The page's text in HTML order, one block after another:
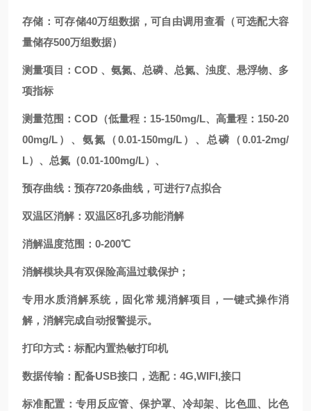
存储：可存储40万组数据，可自由调用查看（可选配大容
量储存500万组数据）
测量项目：COD 、氨氮、总磷、总氮、浊度、悬浮物、多
项指标
测量范围：COD（低量程：15-150mg/L、高量程：150-20
00mg/L）、氨氮（0.01-150mg/L）、总磷（0.01-2mg/
L）、总氮（0.01-100mg/L）、
预存曲线：预存720条曲线，可进行7点拟合
双温区消解：双温区8孔多功能消解
消解温度范围：0-200℃
消解模块具有双保险高温过载保护；
专用水质消解系统，固化常规消解项目，一键式操作消
解，消解完成自动报警提示。
打印方式：标配内置热敏打印机
数据传输：配备USB接口，选配：4G,WIFI,接口
标准配置：专用反应管、保护罩、冷却架、比色皿、比色